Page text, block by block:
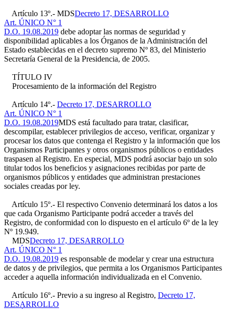
Artículo 13º.- MDSDecreto 17, DESARROLLO
Art. ÚNICO N° 1
D.O. 19.08.2019 debe adoptar las normas de seguridad y
disponibilidad aplicables a los Órganos de la Administración del
Estado establecidas en el decreto supremo Nº 83, del Ministerio
Secretaría General de la Presidencia, de 2005.
TÍTULO IV
Procesamiento de la información del Registro
Artículo 14º.- Decreto 17, DESARROLLO
Art. ÚNICO N° 1
D.O. 19.08.2019MDS está facultado para tratar, clasificar,
descompilar, establecer privilegios de acceso, verificar, organizar y
procesar los datos que contenga el Registro y la información que los
Organismos Participantes y otros organismos públicos o entidades
traspasen al Registro. En especial, MDS podrá asociar bajo un solo
titular todos los beneficios y asignaciones recibidas por parte de
organismos públicos y entidades que administran prestaciones
sociales creadas por ley.
Artículo 15º.- El respectivo Convenio determinará los datos a los
que cada Organismo Participante podrá acceder a través del
Registro, de conformidad con lo dispuesto en el artículo 6º de la ley
Nº 19.949.
MDSDecreto 17, DESARROLLO
Art. ÚNICO N° 1
D.O. 19.08.2019 es responsable de modelar y crear una estructura
de datos y de privilegios, que permita a los Organismos Participantes
acceder a aquella información individualizada en el Convenio.
Artículo 16º.- Previo a su ingreso al Registro, Decreto 17,
DESARROLLO